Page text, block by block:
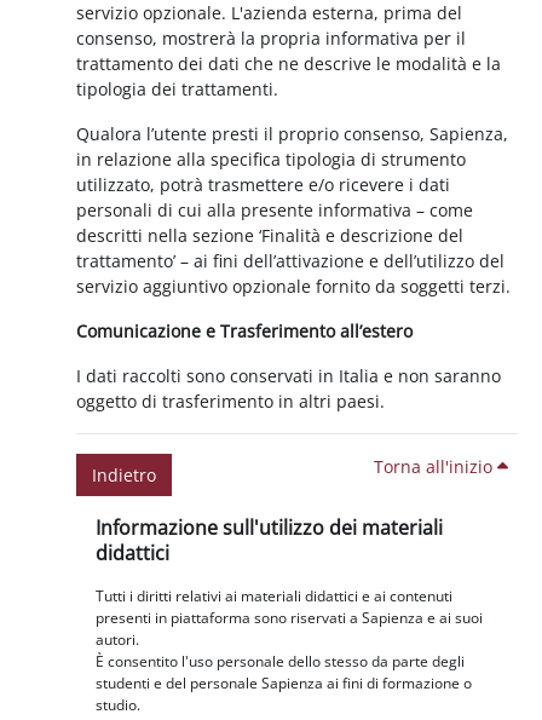
servizio opzionale. L'azienda esterna, prima del
consenso, mostrerà la propria informativa per il
trattamento dei dati che ne descrive le modalità e la
tipologia dei trattamenti.
Qualora l’utente presti il proprio consenso, Sapienza,
in relazione alla specifica tipologia di strumento
utilizzato, potrà trasmettere e/o ricevere i dati
personali di cui alla presente informativa – come
descritti nella sezione ‘Finalità e descrizione del
trattamento’ – ai fini dell’attivazione e dell’utilizzo del
servizio aggiuntivo opzionale fornito da soggetti terzi.
Comunicazione e Trasferimento all’estero
I dati raccolti sono conservati in Italia e non saranno
oggetto di trasferimento in altri paesi.
Indietro Torna all'inizio
Blocchi
Informazione sull'utilizzo dei materiali
didattici
Tutti i diritti relativi ai materiali didattici e ai contenuti
presenti in piattaforma sono riservati a Sapienza e ai suoi
autori.
È consentito l'uso personale dello stesso da parte degli
studenti e del personale Sapienza ai fini di formazione o
studio.